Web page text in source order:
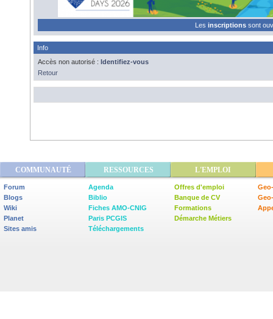
Les inscriptions sont
Info
Accès non autorisé : Identifiez-vous
Retour
COMMUNAUTÉ RESSOURCES L'EMPLOI
Forum
Blogs
Wiki
Planet
Sites amis
Agenda
Biblio
Fiches AMO-CNIG
Paris PCGIS
Téléchargements
Offres d'emploi
Banque de CV
Formations
Démarche Métiers